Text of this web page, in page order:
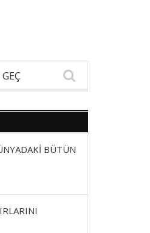
BÜTÜN